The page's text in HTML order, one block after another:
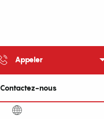
Appeler
Contactez-nous